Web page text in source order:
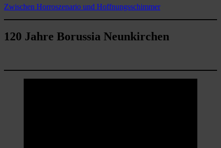
Zwischen Horroszenario und Hoffnungsschimmer
120 Jahre Borussia Neunkirchen